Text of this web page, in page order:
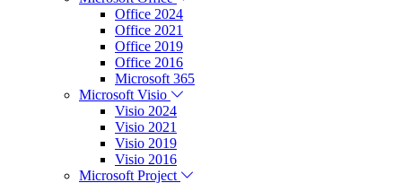
Office 2024
Office 2021
Office 2019
Office 2016
Microsoft 365
Microsoft Visio
Visio 2024
Visio 2021
Visio 2019
Visio 2016
Microsoft Project